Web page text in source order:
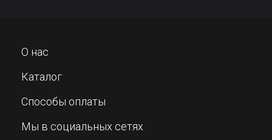
О нас
Каталог
Способы оплаты
Мы в социальных сетях